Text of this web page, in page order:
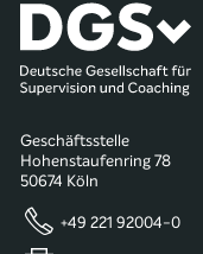
Geschäftsstelle
Hohenstaufenring 78
50674 Köln
+49 221 92004-0